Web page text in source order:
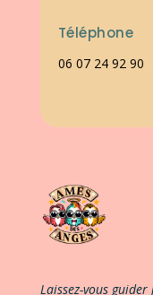
Téléphone
06 07 24 92 90
Laissez-vous